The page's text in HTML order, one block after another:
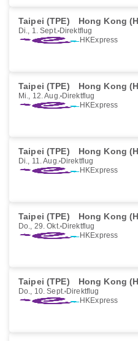
Taipei (TPE) Hong Kong
Di., 1. Sept. Direktflug
HKExpress
Taipei (TPE) Hong Kong
Mi., 12. Aug. Direktflug
HKExpress
Taipei (TPE) Hong Kong
Di., 11. Aug. Direktflug
HKExpress
Taipei (TPE) Hong Kong
Do., 29. Okt. Direktflug
HKExpress
Taipei (TPE) Hong Kong
Do., 10. Sept. Direktflug
HKExpress